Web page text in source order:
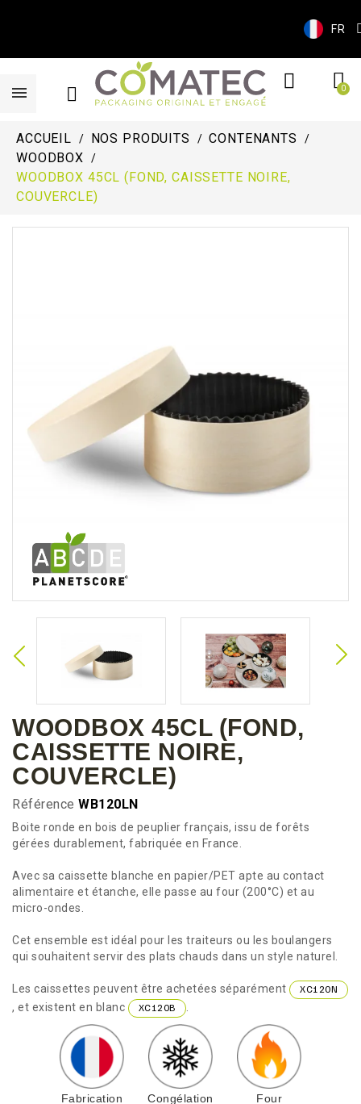
FR
ACCUEIL NOS PRODUITS
CONTENANTS
WOODBOX
WOODBOX 45CL (FOND, CAISSETTE NOIRE,
COUVERCLE)
WOODBOX 45CL (FOND,
CAISSETTE NOIRE,
COUVERCLE)
Référence WB120LN
Boite ronde en bois de peuplier français, issu de forêts
gérées durablement, fabriquée en France.
Avec sa caissette blanche en papier/PET apte au contact
alimentaire et étanche, elle passe au four (200°C) et au
micro-ondes.
Cet ensemble est idéal pour les traiteurs ou les boulangers
qui souhaitent servir des plats chauds dans un style naturel.
Les caissettes peuvent être achetées séparément XC120N
, et existent en blanc XC120B .
Fabrication Congélation Four